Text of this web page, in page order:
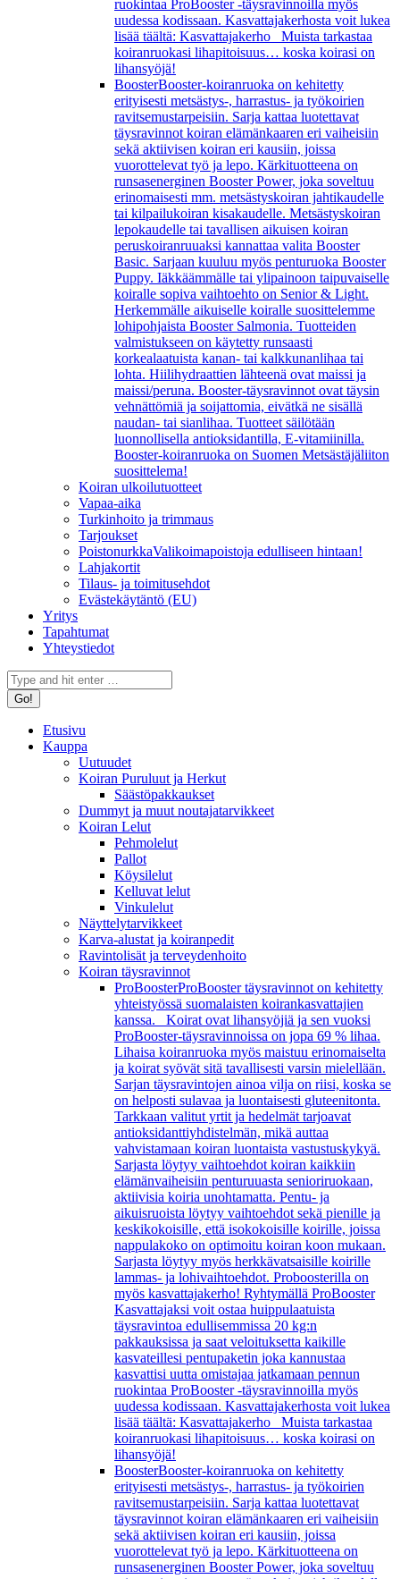
ruokintaa ProBooster -täysravinnoilla myös
uudessa kodissaan. Kasvattajakerhosta voit lukea
lisää täältä: Kasvattajakerho Muista tarkastaa
koiranruokasi lihapitoisuus… koska koirasi on
lihansyöjä!
BoosterBooster-koiranruoka on kehitetty
erityisesti metsästys-, harrastus- ja työkoirien
ravitsemustarpeisiin. Sarja kattaa luotettavat
täysravinnot koiran elämänkaaren eri vaiheisiin
sekä aktiivisen koiran eri kausiin, joissa
vuorottelevat työ ja lepo. Kärkituotteena on
runsasenerginen Booster Power, joka soveltuu
erinomaisesti mm. metsästyskoiran jahtikaudelle
tai kilpailukoiran kisakaudelle. Metsästyskoiran
lepokaudelle tai tavallisen aikuisen koiran
peruskoiranruuaksi kannattaa valita Booster
Basic. Sarjaan kuuluu myös penturuoka Booster
Puppy. Iäkkäämmälle tai ylipainoon taipuvaiselle
koiralle sopiva vaihtoehto on Senior & Light.
Herkemmälle aikuiselle koiralle suosittelemme
lohipohjaista Booster Salmonia. Tuotteiden
valmistukseen on käytetty runsaasti
korkealaatuista kanan- tai kalkkunanlihaa tai
lohta. Hiilihydraattien lähteenä ovat maissi ja
maissi/peruna. Booster-täysravinnot ovat täysin
vehnättömiä ja soijattomia, eivätkä ne sisällä
naudan- tai sianlihaa. Tuotteet säilötään
luonnollisella antioksidantilla, E-vitamiinilla.
Booster-koiranruoka on Suomen Metsästäjäliiton
suosittelema!
Koiran ulkoilutuotteet
Vapaa-aika
Turkinhoito ja trimmaus
Tarjoukset
PoistonurkkaValikoimapoistoja edulliseen hintaan!
Lahjakortit
Tilaus- ja toimitusehdot
Evästekäytäntö (EU)
Yritys
Tapahtumat
Yhteystiedot
Search:
Etusivu
Kauppa
Uutuudet
Koiran Puruluut ja Herkut
Säästöpakkaukset
Dummyt ja muut noutajatarvikkeet
Koiran Lelut
Pehmolelut
Pallot
Köysilelut
Kelluvat lelut
Vinkulelut
Näyttelytarvikkeet
Karva-alustat ja koiranpedit
Ravintolisät ja terveydenhoito
Koiran täysravinnot
ProBoosterProBooster täysravinnot on kehitetty
yhteistyössä suomalaisten koirankasvattajien
kanssa. Koirat ovat lihansyöjiä ja sen vuoksi
ProBooster-täysravinnoissa on jopa 69 % lihaa.
Lihaisa koiranruoka myös maistuu erinomaiselta
ja koirat syövät sitä tavallisesti varsin mielellään.
Sarjan täysravintojen ainoa vilja on riisi, koska se
on helposti sulavaa ja luontaisesti gluteenitonta.
Tarkkaan valitut yrtit ja hedelmät tarjoavat
antioksidanttiyhdistelmän, mikä auttaa
vahvistamaan koiran luontaista vastustuskykyä.
Sarjasta löytyy vaihtoehdot koiran kaikkiin
elämänvaiheisiin penturuuasta senioriruokaan,
aktiivisia koiria unohtamatta. Pentu- ja
aikuisruoista löytyy vaihtoehdot sekä pienille ja
keskikokoisille, että isokokoisille koirille, joissa
nappulakoko on optimoitu koiran koon mukaan.
Sarjasta löytyy myös herkkävatsaisille koirille
lammas- ja lohivaihtoehdot. Proboosterilla on
myös kasvattajakerho! Ryhtymällä ProBooster
Kasvattajaksi voit ostaa huippulaatuista
täysravintoa edullisemmissa 20 kg:n
pakkauksissa ja saat veloituksetta kaikille
kasvateillesi pentupaketin joka kannustaa
kasvattisi uutta omistajaa jatkamaan pennun
ruokintaa ProBooster -täysravinnoilla myös
uudessa kodissaan. Kasvattajakerhosta voit lukea
lisää täältä: Kasvattajakerho Muista tarkastaa
koiranruokasi lihapitoisuus… koska koirasi on
lihansyöjä!
BoosterBooster-koiranruoka on kehitetty
erityisesti metsästys-, harrastus- ja työkoirien
ravitsemustarpeisiin. Sarja kattaa luotettavat
täysravinnot koiran elämänkaaren eri vaiheisiin
sekä aktiivisen koiran eri kausiin, joissa
vuorottelevat työ ja lepo. Kärkituotteena on
runsasenerginen Booster Power, joka soveltuu